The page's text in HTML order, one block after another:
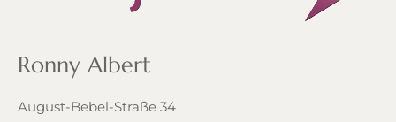
Ronny Albert
August-Bebel-Straße 34